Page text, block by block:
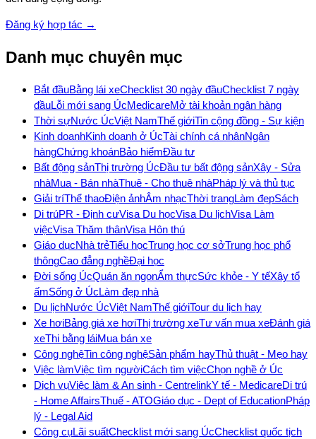
Đăng ký hợp tác →
Danh mục chuyên mục
Bắt đầuBằng lái xeChecklist 30 ngày đầuChecklist 7 ngày
đầuLỗi mới sang ÚcMedicareMở tài khoản ngân hàng
Thời sựNước ÚcViệt NamThế giớiTin cộng đồng - Sự kiện
Kinh doanhKinh doanh ở ÚcTài chính cá nhânNgân
hàngChứng khoánBảo hiểmĐầu tư
Bất động sảnThị trường ÚcĐầu tư bất động sảnXây - Sửa
nhàMua - Bán nhàThuê - Cho thuê nhàPháp lý và thủ tục
Giải tríThể thaoĐiện ảnhÂm nhạcThời trangLàm đẹpSách
Di trúPR - Định cưVisa Du họcVisa Du lịchVisa Làm
việcVisa Thăm thânVisa Hôn thú
Giáo dụcNhà trẻTiểu họcTrung học cơ sởTrung học phổ
thôngCao đẳng nghềĐại học
Đời sống ÚcQuán ăn ngonẨm thựcSức khỏe - Y tếXây tổ
ấmSống ở ÚcLàm đẹp nhà
Du lịchNước ÚcViệt NamThế giớiTour du lịch hay
Xe hơiBảng giá xe hơiThị trường xeTư vấn mua xeĐánh giá
xeThi bằng láiMua bán xe
Công nghệTin công nghệSản phẩm hayThủ thuật - Mẹo hay
Việc làmViệc tìm ngườiCách tìm việcChọn nghề ở Úc
Dịch vụViệc làm & An sinh - CentrelinkY tế - MedicareDi trú
- Home AffairsThuế - ATOGiáo dục - Dept of EducationPháp
lý - Legal Aid
Công cụLãi suấtChecklist mới sang ÚcChecklist quốc tịch